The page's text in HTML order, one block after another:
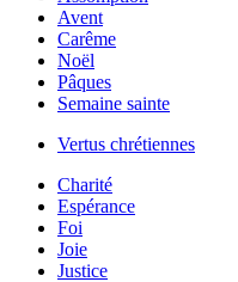
Avent
Carême
Noël
Pâques
Semaine sainte
Vertus chrétiennes
Charité
Espérance
Foi
Joie
Justice